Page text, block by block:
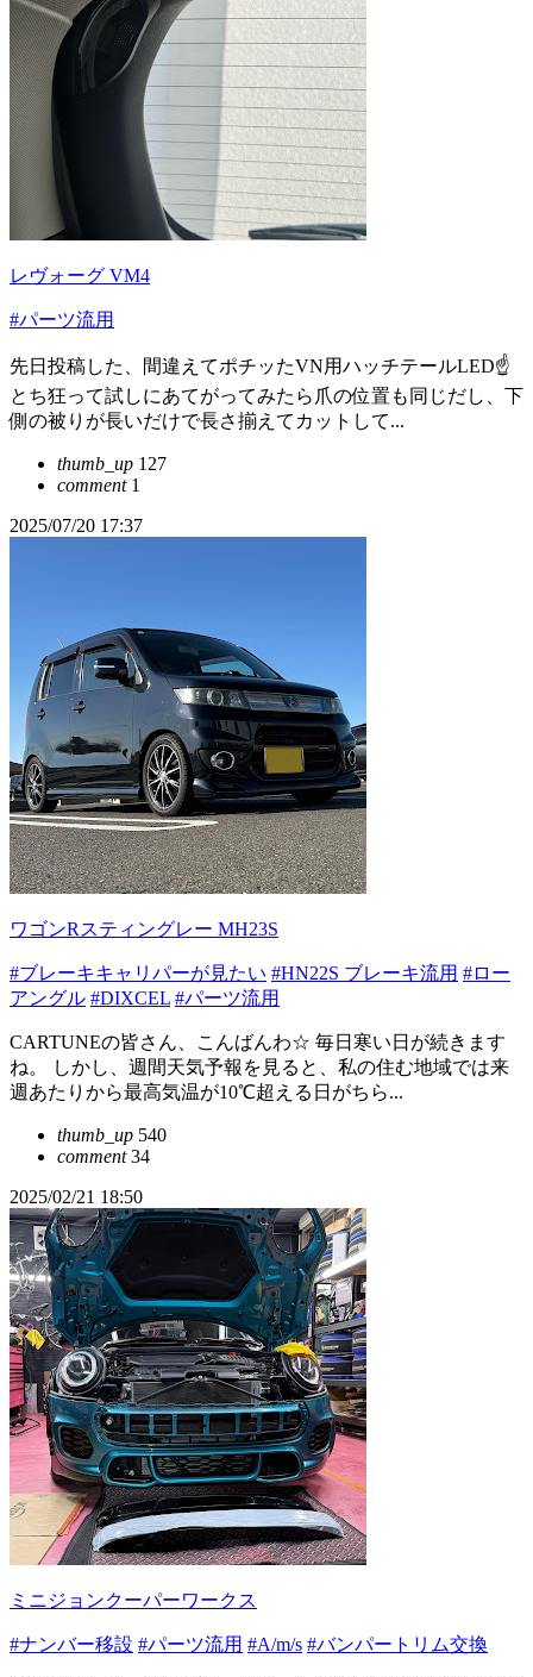
レヴォーグ VM4
#パーツ流用
先日投稿した、間違えてポチッたVN用ハッチテールLED☝️
とち狂って試しにあてがってみたら爪の位置も同じだし、下
側の被りが長いだけで長さ揃えてカットして...
thumb_up 127
comment1
2025/07/20 17:37
ワゴンRスティングレー MH23S
#ブレーキキャリパーが見たい #HN22S ブレーキ流用 #ロー
アングル #DIXCEL #パーツ流用
CARTUNEの皆さん、こんばんわ☆ 毎日寒い日が続きます
ね。 しかし、週間天気予報を見ると、私の住む地域では来
週あたりから最高気温が10℃超える日がちら...
thumb_up 540
comment34
2025/02/21 18:50
ミニジョンクーパーワークス
#ナンバー移設 #パーツ流用 #A/m/s #バンパートリム交換